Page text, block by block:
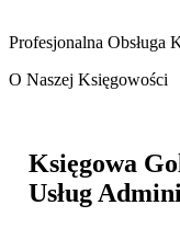
Profesjonalna Obsługa
O Naszej Księgowości
Księgowa
Usług